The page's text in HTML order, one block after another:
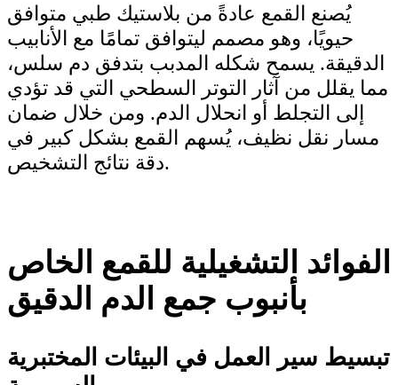
يُصنع القمع عادةً من بلاستيك طبي متوافق
حيويًا، وهو مصمم ليتوافق تمامًا مع الأنابيب
الدقيقة. يسمح شكله المدبب بتدفق دم سلس،
مما يقلل من آثار التوتر السطحي التي قد تؤدي
إلى التجلط أو انحلال الدم. ومن خلال ضمان
مسار نقل نظيف، يُسهم القمع بشكل كبير في
دقة نتائج التشخيص.
الفوائد التشغيلية للقمع الخاص
بأنبوب جمع الدم الدقيق
تبسيط سير العمل في البيئات المختبرية